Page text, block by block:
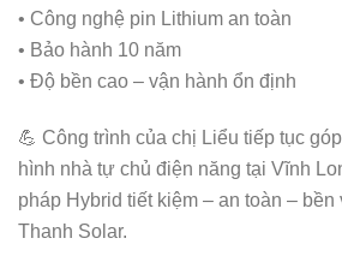
• Công nghệ pin Lithium an toàn
• Bảo hành 10 năm
• Độ bền cao – vận hành ổn định
💪 Công trình của chị Liểu tiếp tục
hình nhà tự chủ điện năng tại Vĩnh
pháp Hybrid tiết kiệm – an toàn –
Thanh Solar.